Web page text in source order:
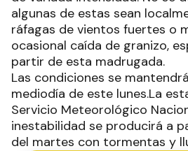
algunas de estas sean
ráfagas de vientos fuertes o
ocasional caída de granizo,
partir de esta madrugada.
Las condiciones se
mediodía de este lunes.La
Servicio Meteorológico
inestabilidad se producirá a
del martes con tormentas y